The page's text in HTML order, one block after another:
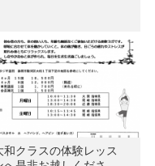
和クラスの体験レッス